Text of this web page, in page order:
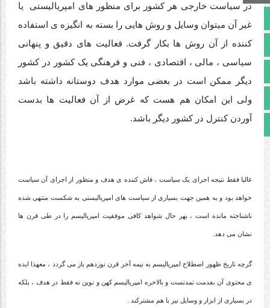
صفحه نخست
تالار گفتمان
اینستاگرام
مجوز سایت
در سیاست خارجی هر کشور برای منظور های امپریالیستی یا
غیر آن میتوان وسایل و روش هایی را بسته به انگیزه ی استفاده
کننده از آن روش ها بکار گرفت. فعالیت های دقیق و پنهانی
سیاسی ، مالی ، اقتصادی ، فنی و فرهنگی یک کشور در کشور
دیگر ممکن است در بعضی موارد هدف دوستانه داشته باشد
ولی این امکان هم هست که غرض از آن فعالیت ها بدست
آوردن کنترل در کشور دیگر باشد.
غالبا فقط نتیجه اجرای یک سیاست ، فاش کننده ی هدف و منظور از اجرای آن سیاست
خواهد بود و به همین جهت بسیاری از سیاست های امپریالیستی به شکست منتهی شده
ناشناخته مانده است ، بهر حال شواهد کافی موفقیت امپریالیسم را در طی قرن ها
نشان می دهد.
گرچه تاریخ ظهور اصطلاح امپریالیسم به نیمه آخر قرن نوزدهم باز می گردد ، معهذا ایده
ی محتوی آن بفدمت تمدنست و بالاخره امپریالیسم کهن و نوین نه فقط در هدف ، بلکه
در بسیاری از ابزار و وسایل نیز با هم مشترکند .